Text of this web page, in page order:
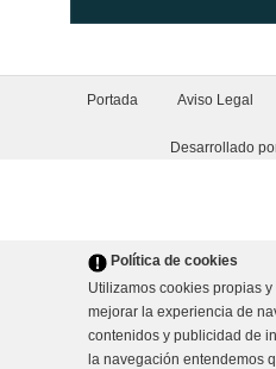
Política de cookies
Utilizamos cookies propias
mejorar la experiencia de
contenidos y publicidad de
la navegación entendemos
Portada Aviso Legal
Desarrollado